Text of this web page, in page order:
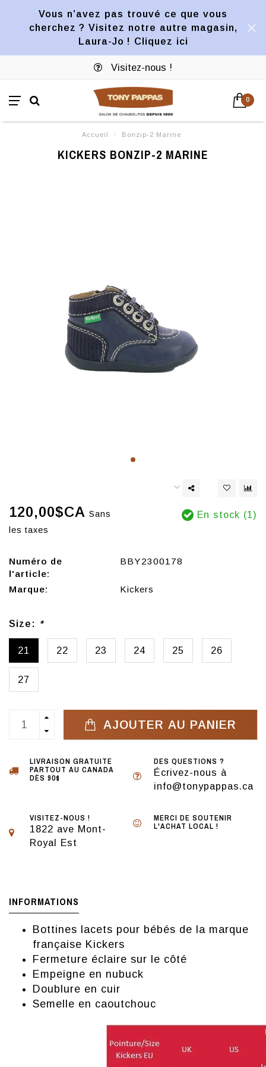
Vous n’avez pas trouvé ce que vous
cherchez ? Visitez notre autre magasin,
Laura-Jo ! Cliquez ici
Visitez-nous !
0
Accueil / Bonzip-2 Marine
KICKERS BONZIP-2 MARINE
120,00$CA Sans
les taxes
En stock (1)
Numéro de
l'article:
BBY2300178
Marque: Kickers
Size: *
21 22 23 24 25 26
27
AJOUTER AU PANIER
LIVRAISON GRATUITE
PARTOUT AU CANADA
DÈS 90$
DES QUESTIONS ?
Écrivez-nous à
info@tonypappas.ca
VISITEZ-NOUS !
1822 ave Mont-
Royal Est
MERCI DE SOUTENIR
L'ACHAT LOCAL !
INFORMATIONS
Bottines lacets pour bébés de la marque
française Kickers
Fermeture éclaire sur le côté
Empeigne en nubuck
Doublure en cuir
Semelle en caoutchouc